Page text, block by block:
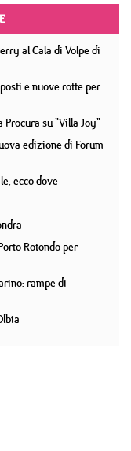
al Cala di Volpe di
e nuove rotte per
su "Villa Joy"
edizione di Forum
ecco dove
Rotondo per
rampe di